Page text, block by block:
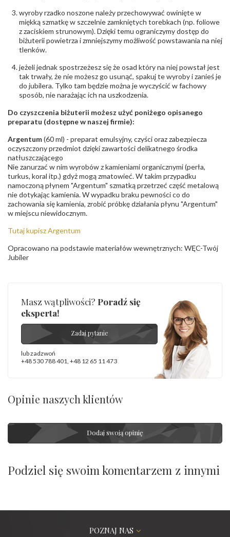
wyroby rzadko noszone należy przechowywać owinięte w
miękką szmatkę w szczelnie zamkniętych torebkach (np. foliowe
z zaciskiem strunowym). Dzięki temu ograniczymy dostęp do
biżuterii powietrza i zmniejszymy możliwość powstawania na niej
tlenków.
jeżeli jednak spostrzeżesz się że osad który na niej powstał jest
tak trwały, że nie możesz go usunąć, spakuj te wyroby i zanieś je
do jubilera. Tylko tam będzie można je wyczyścić w fachowy
sposób, nie narażając ich na uszkodzenia.
Do czyszczenia biżuterii możesz użyć poniżego opisanego
preparatu (dostępne w naszej firmie):
Argentum(60 ml) - preparat emulsyjny, czyści oraz zabezpiecza
oczyszczony przedmiot dzięki zawartości delikatnego środka
natłuszczającego
Nie zanurzać w nim wyrobów z kamieniami organicznymi (perła,
turkus, koral itp.) gdyż mogą zmatowieć. W takim przypadku
namoczoną płynem "Argentum" szmatką przetrzeć część metalową
nie dotykając kamienia. W wypadku braku pewności co do
zachowania się kamienia, zrobić próbkę działania płynu "Argentum"
w miejscu niewidocznym.
Tutaj kupisz Argentum
Opracowano na podstawie materiałów wewnętrznych: WĘC-Twój
Jubiler
Masz wątpliwości? Poradź się
eksperta!
Zadaj pytanie
lub zadzwoń
+48 530 788 401 +48 12 65 11 473
Opinie naszych klientów
Dodaj swoją opinię
Podziel się swoim komentarzem z innymi
POZNAJ NAS